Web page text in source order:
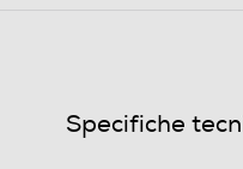
Specifiche